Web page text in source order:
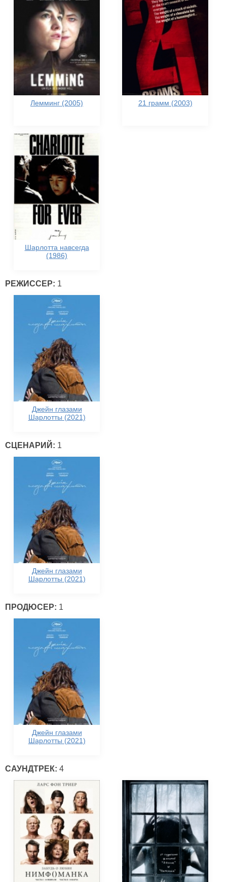
Лемминг (2005) 21 грамм (2003)
Шарлотта навсегда
(1986)
РЕЖИССЕР: 1
Джейн глазами
Шарлотты (2021)
СЦЕНАРИЙ: 1
Джейн глазами
Шарлотты (2021)
ПРОДЮСЕР: 1
Джейн глазами
Шарлотты (2021)
САУНДТРЕК: 4